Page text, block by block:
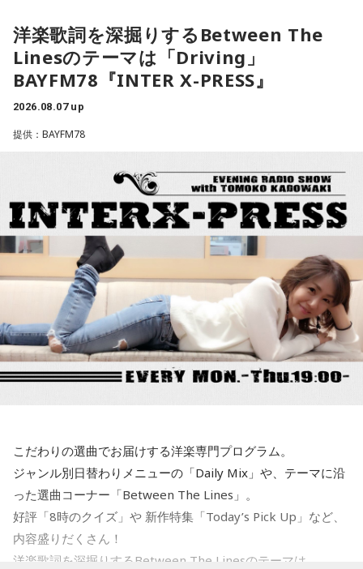
餅を入れて運ぶ習わしがあったのですが、それが千木筥で、
千を着るという「ちぎ」になぞらえまして「衣服が1000着増
えます」という、女性にとって衣服が増えることは「幸せに
なる」ということを表してございまして、良縁が生まれると
※良縁が生まれるという千木筥。
寺内：かわいいな！
三輪田：あとは力石ですね。いろんな神社さんにもあると思
うんですけれども、当宮の力石はお相撲さんが実際に持ち上
げたという伝説があるんです。
小林：触っていいんですか？
三輪田：もちろん大丈夫ですよ。
小林：石動くんじゃねーぞ！
※寺内氏が全力で取り組むも微動だにしない力石。
小林：強運御守以外にも、受験生のお守りもありますか？
をキャッチアップ！
●今日のへぇ 10時〜
世界の夜の過ごし方に関するへぇをご紹介！
スーパーやコンビニで百花繚乱の個包装、小袋入りのグルメ
をセレクション！
＜8月13日(木)のTOPICS＞
リサーチテーマは「夏のどうでもいい575」
今年の夏について、575にしたためてみませんか？
どうでもいいことでオーケー！
メールはanna@bayfm.co.jpでお待ちしています。
9時台はトレンド独自解説「ミラクルワード」
10時台は旬な食材を紹介する「ヤマサデイリーティップス」
お宅のにゃんこが登場する「11時のにゃんこ」もお楽しみ
に！
#アンナミラクル でつぶやく
miracle!!
ネットに飛び交う、さまざまなトレンドワードの中から、
ミラクル独自のアングルで、気になる“コトバ”をキャッチアッ
プ！
■10時20分頃からは「ヤマサ・デイリーティップス」。
■11時になったら曜日がわりのコーナー「ミラクルチョイ
毎週月曜日は「みんな ほめデミー賞」をお届けします。
あなたが褒めたい人、褒めて欲しいことを大募集！
＜8月11日(火)のTOPICS＞
ミラクルリゾート2026開催中！
リサーチテーマは 「大声で叫びたいことは？」
うれしい、かなしい、怒ってるーーー！
夏の言いたい放題を大募集！
＜8月12日(水)のTOPICS＞
キラキラな音楽とときめく話題でがんばるあなたにミラクル
チャージ！
■今回のTOPICS
●リサーチテーマ ・・・「 真夏の夜のほにゃらら 」
洋楽歌詞を深掘りするBetween The
Linesのテーマは「Driving」
BAYFM78『INTER X-PRESS』
2026.08.07 up
提供：BAYFM78
こだわりの選曲でお届けする洋楽専門プログラム。
ジャンル別日替わりメニューの「Daily Mix」や、テーマに沿
った選曲コーナー「Between The Lines」。
好評「8時のクイズ」や 新作特集「Today’s Pick Up」など、
内容盛りだくさん！
洋楽歌詞を深掘りするBetween The Linesのテーマは